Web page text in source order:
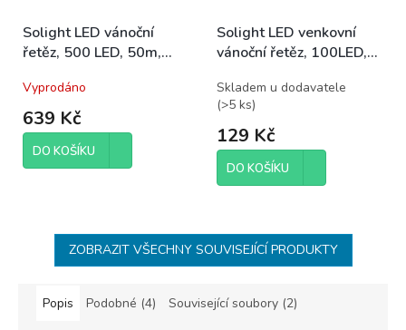
Solight LED vánoční
řetěz, 500 LED, 50m,
bílá
Vyprodáno
639 Kč
DO KOŠÍKU
Solight LED venkovní
vánoční řetěz, 100LED,
funkcí, IP44, 3x AA,
teplá bílá
Skladem u dodavatele
(>5 ks)
129 Kč
DO KOŠÍKU
ZOBRAZIT VŠECHNY SOUVISEJÍCÍ PRODUKTY
Popis Podobné (4) Související soubory (2)